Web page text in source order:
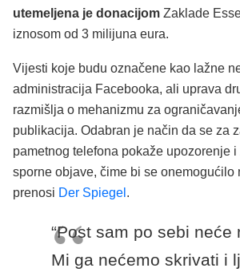
utemeljena je donacijom Zaklade
iznosom od 3 milijuna eura.
Vijesti koje budu označene kao lažne
administracija Facebooka, ali uprava
razmišlja o mehanizmu za
publikacija. Odabran je način da se za
pametnog telefona pokaže upozorenje
sporne objave, čime bi se onemogućilo
prenosi Der Spiegel .
“Post sam po sebi neće
Mi ga nećemo skrivati i